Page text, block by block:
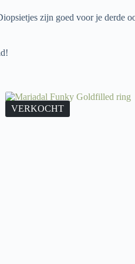
zijn goed voor je derde
VERKOCHT